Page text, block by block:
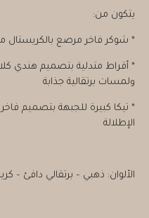
يتكون من:
* شوكر فاخر مرصع بالكريستال
* أقراط متدلية بتصميم هندي
ولمسات برتقالية جذابة
* تيكا كبيرة للجبهة بتصميم
الإطلالة
الألوان: ذهبي – برتقالي دافئ –